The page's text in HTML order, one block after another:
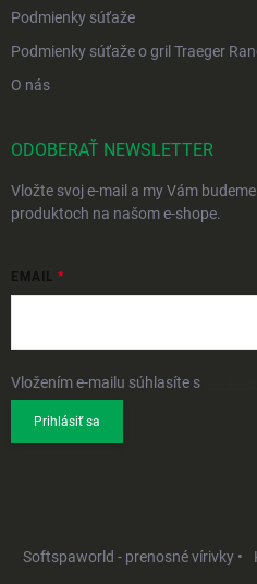
Podmienky súťaže
Podmienky súťaže o gril Traeger
O nás
ODOBERAŤ NEWSLETTER
Vložte svoj e-mail a my Vám
produktoch na našom e-shope.
EMAIL
Vložením e-mailu súhlasíte s
Prihlásiť sa
Softspaworld - prenosné vírivky •